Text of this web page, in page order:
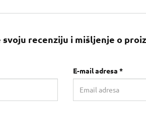
svoju recenziju i mišljenje o
E-mail adresa *